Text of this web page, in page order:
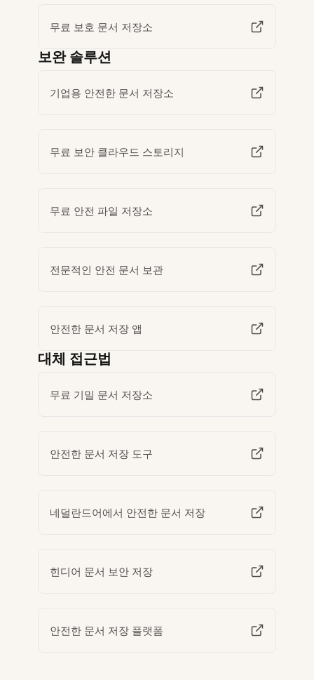
무료 보호 문서 저장소
보완 솔루션
기업용 안전한 문서 저장소
무료 보안 클라우드 스토리지
무료 안전 파일 저장소
전문적인 안전 문서 보관
안전한 문서 저장 앱
대체 접근법
무료 기밀 문서 저장소
안전한 문서 저장 도구
네덜란드어에서 안전한 문서 저장
힌디어 문서 보안 저장
안전한 문서 저장 플랫폼